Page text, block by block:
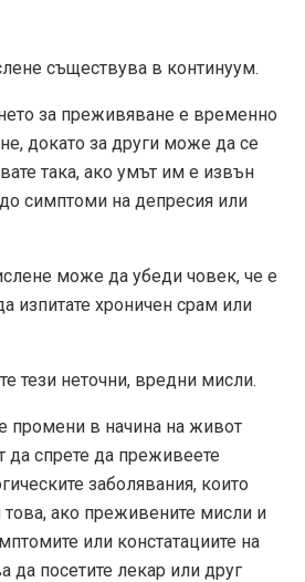
съществува в континуум.
за преживяване е временно
докато за други може да се
така, ако умът им е извън
симптоми на депресия или
може да убеди човек, че е
изпитате хроничен срам или
тези неточни, вредни мисли.
промени в начина на живот
да спрете да преживеете
заболявания, които
това, ако преживените мисли и
или констатациите на
да посетите лекар или друг